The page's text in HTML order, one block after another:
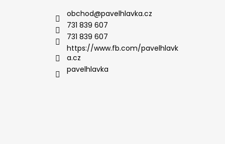
obchod@pavelhlavka.cz
731 839 607
731 839 607
https://www.fb.com/pavelhlavk
a.cz
pavelhlavka